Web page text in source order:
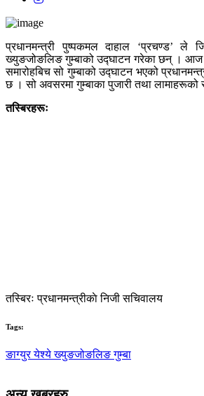
प्रधानमन्त्री पुष्पकमल दाहाल ‘प्रचण्ड’ ले
ख्युङजोङलिङ गुम्बाको उद्घाटन गरेका छन् ।
समारोहबिच सो गुम्बाको उद्घाटन भएको
छ । सो अवसरमा गुम्बाका पुजारी तथा लामाहरूको
तस्बिरहरूः
तस्बिरः प्रधानमन्त्रीकाे निजी सचिवालय
Tags:
ङाग्युर येश्ये ख्युङजोङलिङ गुम्बा